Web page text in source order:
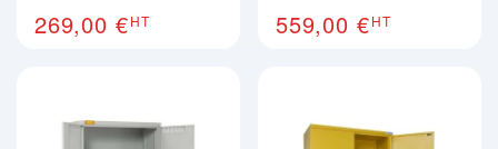
269,00 €HT 559,00 €HT